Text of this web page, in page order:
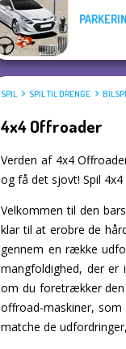
SPIL SPIL TIL DRENGE
4x4 Offroader
Verden af 4x4
og få det sjovt! Spil
Velkommen til den
klar til at erobre de
gennem en række
mangfoldighed, der
om du foretrækker den
offroad-maskiner,
matche de